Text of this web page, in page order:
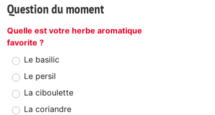
Question du moment
Quelle est votre herbe aromatique
favorite ?
Le basilic
Le persil
La ciboulette
La coriandre